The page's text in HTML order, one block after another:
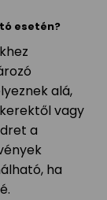
esetén?
alá,
vagy
a
ha